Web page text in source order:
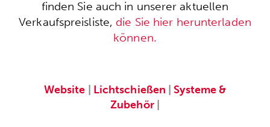
finden Sie auch in unserer aktuellen
Verkaufspreisliste, die Sie hier herunterladen
können.
Website Lichtschießen |Systeme &
Zubehör|